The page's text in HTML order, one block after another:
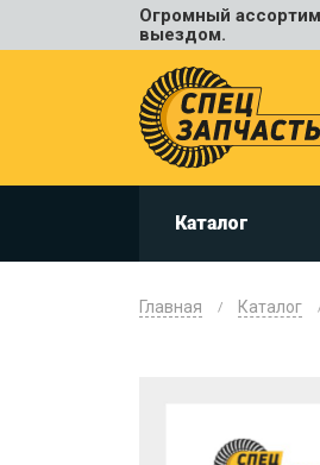
Огромный
выездом.
Каталог
Главная Каталог